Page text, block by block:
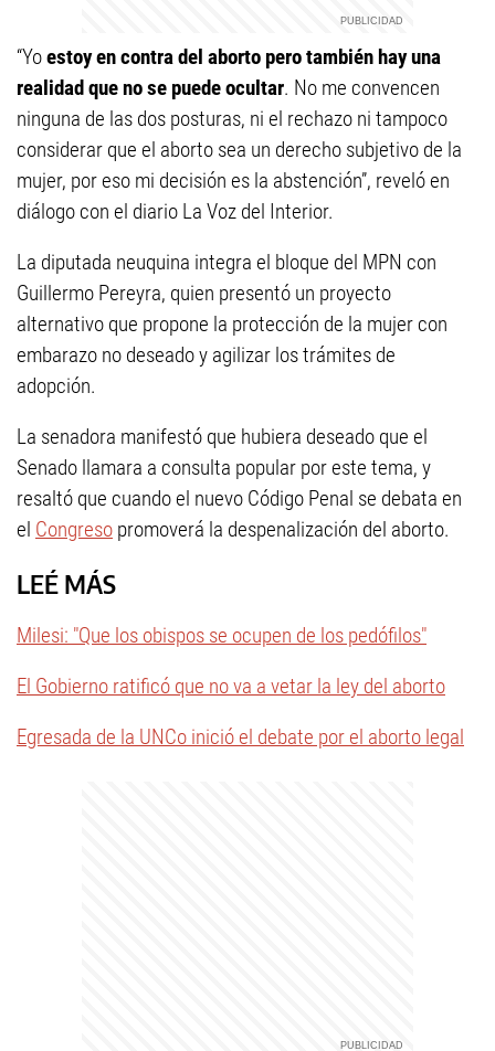
“Yoestoy en contra del aborto pero también hay una
realidad que no se puede ocultar. No me convencen
ninguna de las dos posturas, ni el rechazo ni tampoco
considerar que el aborto sea un derecho subjetivo de la
mujer, por eso mi decisión es la abstención”, reveló en
diálogo con el diario La Voz del Interior.
La diputada neuquina integra el bloque del MPN con
Guillermo Pereyra, quien presentó un proyecto
alternativo que propone la protección de la mujer con
embarazo no deseado y agilizar los trámites de
adopción.
La senadora manifestó que hubiera deseado que el
Senado llamara a consulta popular por este tema, y
resaltó que cuando el nuevo Código Penal se debata en
el Congreso promoverá la despenalización del aborto.
LEÉ MÁS
Milesi: "Que los obispos se ocupen de los pedófilos"
El Gobierno ratificó que no va a vetar la ley del aborto
Egresada de la UNCo inició el debate por el aborto legal